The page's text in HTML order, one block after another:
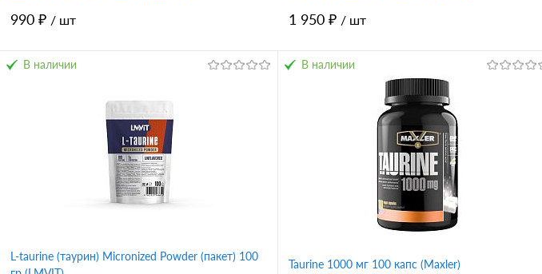
990 ₽ / шт
Купить в 1 клик
Сравнение
1 950 ₽ / шт
В корзину
Купить в 1 клик
Сравнение
L-taurine (таурин) Micronized Powder (пакет) 100
В наличии
Taurine 1000 мг 100 капс (Maxler)
В наличии